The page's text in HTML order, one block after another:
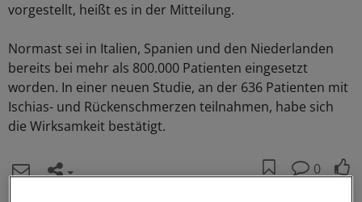
vorgestellt, heißt es in der Mitteilung.
Normast sei in Italien, Spanien und den Niederlanden
bereits bei mehr als 800.000 Patienten eingesetzt
worden. In einer neuen Studie, an der 636 Patienten mit
Ischias- und Rückenschmerzen teilnahmen, habe sich
die Wirksamkeit bestätigt.
0